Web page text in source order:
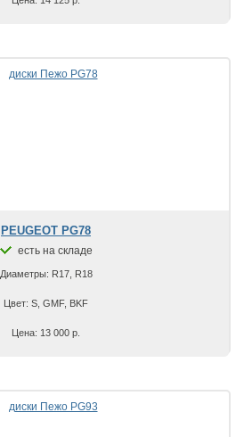
PEUGEOT PG78
есть на складе
Диаметры: R17, R18
Цвет: S, GMF, BKF
Цена: 13 000 р.